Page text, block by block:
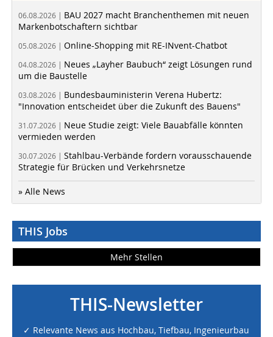
06.08.2026 | BAU 2027 macht Branchenthemen mit neuen
Markenbotschaftern sichtbar
05.08.2026 | Online-Shopping mit RE-INvent-Chatbot
04.08.2026 | Neues „Layher Baubuch“ zeigt Lösungen rund
um die Baustelle
03.08.2026 | Bundesbauministerin Verena Hubertz:
"Innovation entscheidet über die Zukunft des Bauens"
31.07.2026 | Neue Studie zeigt: Viele Bauabfälle könnten
vermieden werden
30.07.2026 | Stahlbau-Verbände fordern vorausschauende
Strategie für Brücken und Verkehrsnetze
» Alle News
THIS Jobs
Mehr Stellen
THIS-Newsletter
✓ Relevante News aus Hochbau, Tiefbau, Ingenieurbau